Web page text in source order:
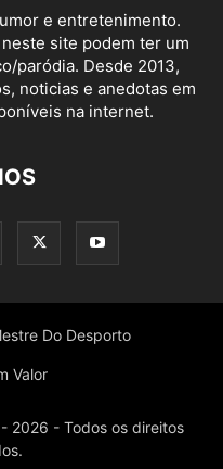
e entretenimento.
site podem ter um
paródia. Desde 2013,
noticias e anedotas em
na internet.
Do Desporto
Valor
2026 - Todos os direitos